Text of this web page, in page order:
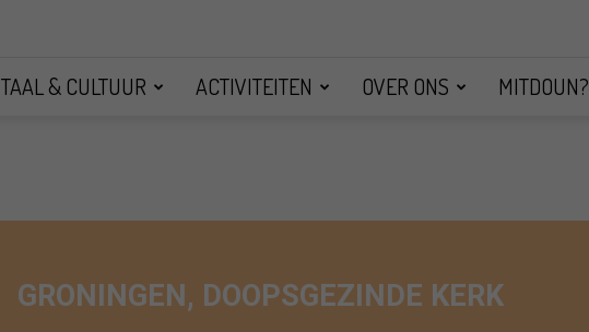
TAAL & CULTUUR ACTIVITEITEN OVER ONS MITDOUN?
GRONINGEN, DOOPSGEZINDE KERK